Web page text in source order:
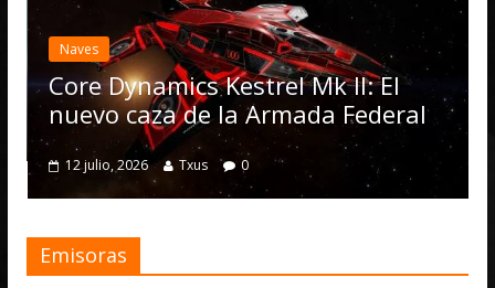
Dynamics Kestrel Mk II: El
caza de la Armada Federal
julio, 2026 Txus 0
Emisoras